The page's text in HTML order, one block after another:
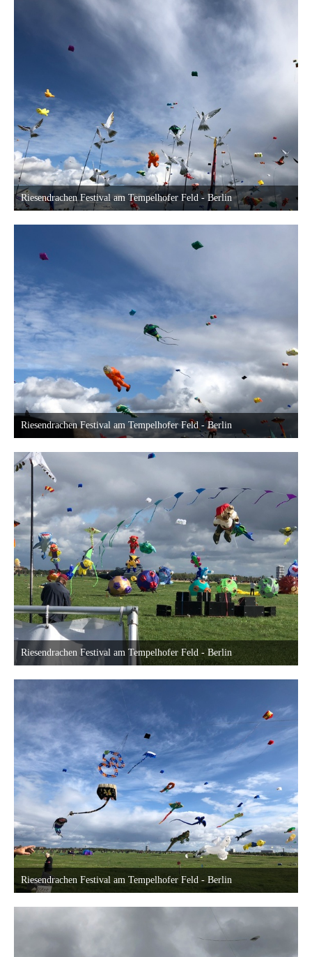
Riesendrachen Festival am Tempelhofer Feld - Berlin
18. September 2022 um 23:40
Riesendrachen Festival am Tempelhofer Feld - Berlin
18. September 2022 um 23:40
Riesendrachen Festival am Tempelhofer Feld - Berlin
18. September 2022 um 23:40
Riesendrachen Festival am Tempelhofer Feld - Berlin
18. September 2022 um 23:40